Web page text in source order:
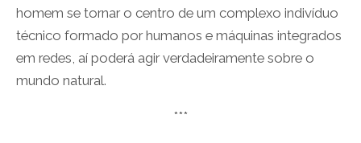
homem se tornar o centro de um complexo indivíduo
técnico formado por humanos e máquinas integrados
em redes, aí poderá agir verdadeiramente sobre o
mundo natural.
***